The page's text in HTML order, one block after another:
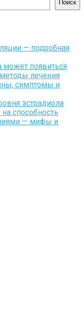
Поиск
— подробная
может появиться
лечения
симптомы и
эстрадиола
способность
— мифы и